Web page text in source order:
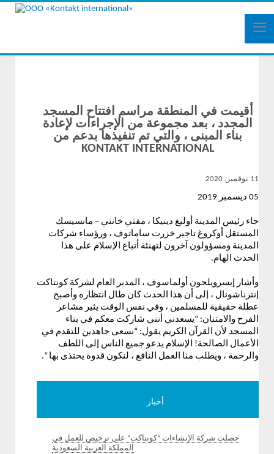
أقيمت في المنطقة مراسم افتتاح المسجد
المجدد ، بعد مجموعة من الإجراءات لإعادة
بناء المبنى ، والتي تم تنفيذها بدعم من
KONTAKT INTERNATIONAL
11 نوفمبر, 2020
05 ديسمبر 2019
جاء رئيس المدينة أوليغ دينيكا ، مفتي خانتي – مانسيسك
المستقل أوكروغ تاجير خزرت ساماتوف ، ورؤساء شركات
المدينة ومسؤولون آخرون لتهنئة أتباع الإسلام على هذا
الحدث الهام.
وأشار إيسرويلجون أولماسوف ، المدير العام لشركة كونتاكت
إنترناشونال ، إلى أن هذا الحدث كان طال انتظاره وأصبح
عطلة حقيقية للمسلمين ، وفي نفس الوقت يثير مشاعر
الفرح والامتنان: “يسعدني أنني شاركت معكم في بناء
المسجد لأن القرآن الكريم يقول: “نسعى جاهدين للتقدم في
الأعمال الصالحة! الإسلام يدعو جميع الناس إلى اللطف
والرحمة ، ويطلب منا العمل النافع ، لنكون قدوة يحتذى بها “.
أخبار
حصلت شركة الإنشاءات “كونتاكت” على ترخيص للعمل في
المملكة العربية السعودية